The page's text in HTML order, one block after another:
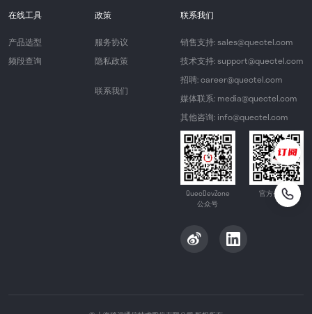
在线工具
产品选型
频段查询
政策
服务协议
隐私政策
联系我们
联系我们
销售支持: sales@quectel.com
技术支持: support@quectel.com
招聘: career@quectel.com
媒体联系: media@quectel.com
其他咨询: info@quectel.com
QuecDevZone
公众号
官方公众号